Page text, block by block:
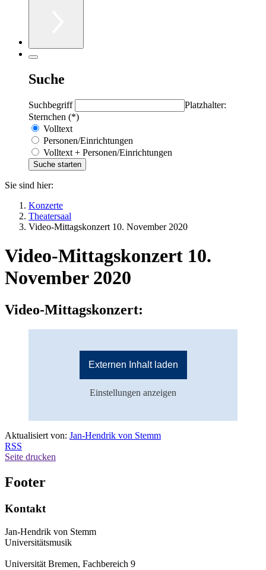
Suche
Suchbegriff
Platzhalter:
Sternchen (*)
Volltext
Personen/Einrichtungen
Volltext + Personen/Einrichtungen
Sie sind hier:
Konzerte
Theatersaal
Video-Mittagskonzert 10. November 2020
Video-Mittagskonzert 10.
November 2020
Video-Mittagskonzert:
Externen Inhalt laden
Einstellungen anzeigen
Aktualisiert von: Jan-Hendrik von Stemm
RSS
Seite drucken
Footer
Kontakt
Jan-Hendrik von Stemm
Universitätsmusik
Universität Bremen, Fachbereich 9